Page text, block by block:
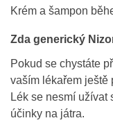
Krém a šampon
Zda generický
Pokud se chystáte
vaším lékařem ještě
Lék se nesmí užívat
účinky na játra.